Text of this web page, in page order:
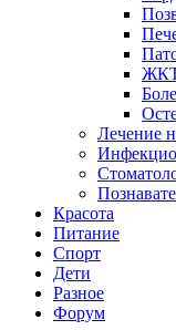
Лечение
Красота
Питание
Спорт
Дети
Разное
Форум